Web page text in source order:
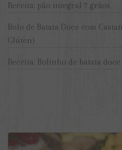
Receita: pão integral 7 grãos
Bolo de Batata Doce com
Glúten)
Receita: Bolinho de batata doce